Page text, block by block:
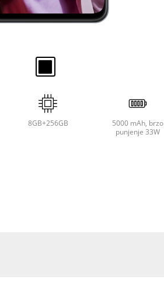
8GB+256GB
5000 mAh, brzo
punjenje 33W